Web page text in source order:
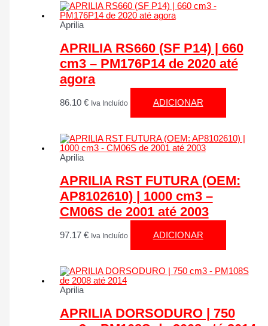
Aprilia
APRILIA RS660 (SF P14) | 660
cm3 – PM176P14 de 2020 até
agora
86.10 € Iva Incluído ADICIONAR
Aprilia
APRILIA RST FUTURA (OEM:
AP8102610) | 1000 cm3 –
CM06S de 2001 até 2003
97.17 € Iva Incluído ADICIONAR
Aprilia
APRILIA DORSODURO | 750